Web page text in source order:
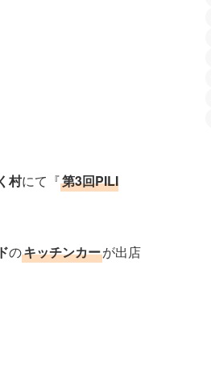
村にて『第3回PILI
のキッチンカーが出店